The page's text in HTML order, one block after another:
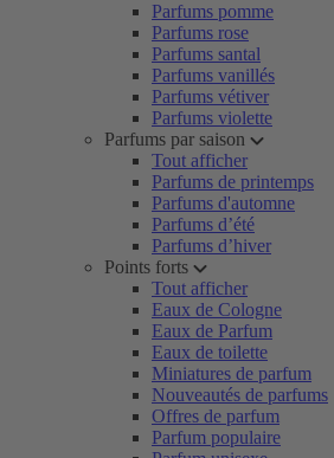
Parfums pomme
Parfums rose
Parfums santal
Parfums vanillés
Parfums vétiver
Parfums violette
Parfums par saison
Tout afficher
Parfums de printemps
Parfums d'automne
Parfums d’été
Parfums d’hiver
Points forts
Tout afficher
Eaux de Cologne
Eaux de Parfum
Eaux de toilette
Miniatures de parfum
Nouveautés de parfums
Offres de parfum
Parfum populaire